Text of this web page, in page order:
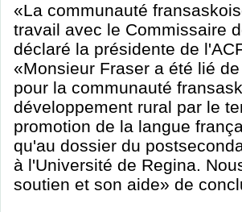
«La communauté
travail avec le Commissaire
déclaré la présidente de
«Monsieur Fraser a été lié
pour la communauté
développement rural par le
promotion de la langue
qu'au dossier du
à l'Université de Regina.
soutien et son aide» de